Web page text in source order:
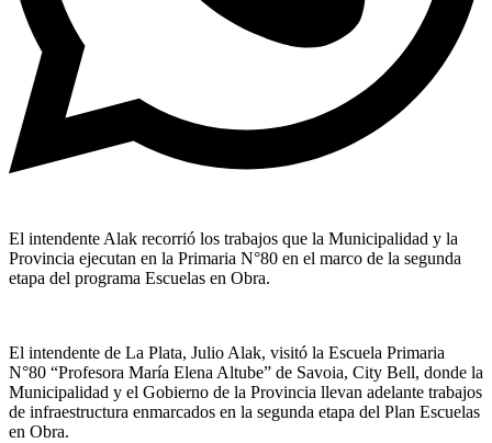
El intendente Alak recorrió los trabajos que la Municipalidad y la
Provincia ejecutan en la Primaria N°80 en el marco de la segunda
etapa del programa Escuelas en Obra.
El intendente de La Plata, Julio Alak, visitó la Escuela Primaria
N°80 “Profesora María Elena Altube” de Savoia, City Bell, donde la
Municipalidad y el Gobierno de la Provincia llevan adelante trabajos
de infraestructura enmarcados en la segunda etapa del Plan Escuelas
en Obra.